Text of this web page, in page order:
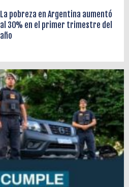
La pobreza en Argentina aumentó
al 30% en el primer trimestre del
año